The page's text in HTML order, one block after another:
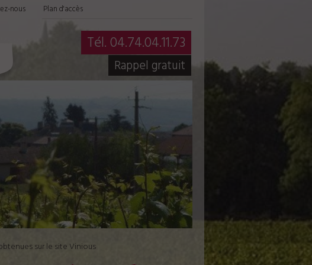
nous Plan d'accès
Tél. 04.74.04.11.73
Rappel gratuit
sur le site Vinious